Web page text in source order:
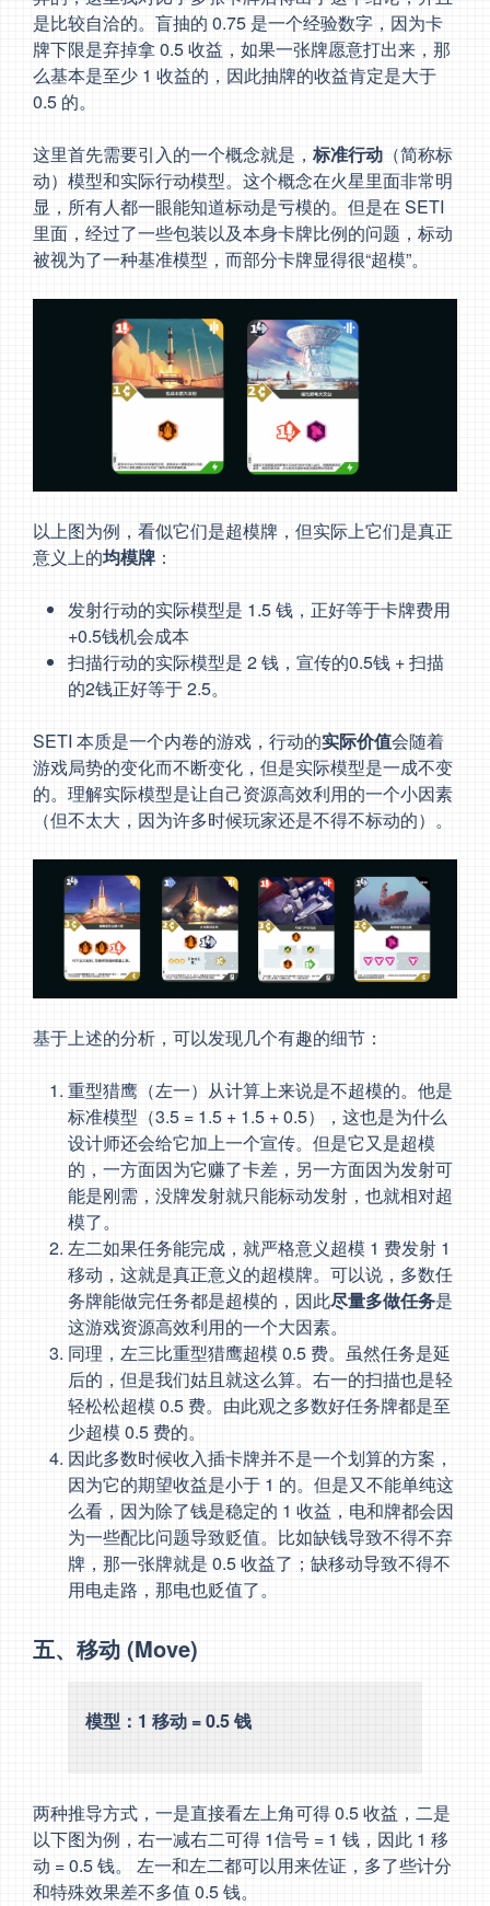
是比较自洽的。盲抽的 0.75 是一个经验数字，因为卡
牌下限是弃掉拿 0.5 收益，如果一张牌愿意打出来，那
么基本是至少 1 收益的，因此抽牌的收益肯定是大于
0.5 的。
这里首先需要引入的一个概念就是， 标准行动 （简称标
动）模型和实际行动模型。这个概念在火星里面非常明
显，所有人都一眼能知道标动是亏模的。但是在 SETI
里面，经过了一些包装以及本身卡牌比例的问题，标动
被视为了一种基准模型，而部分卡牌显得很“超模”。
以上图为例，看似它们是超模牌，但实际上它们是真正
意义上的均模牌 ：
发射行动的实际模型是 1.5 钱，正好等于卡牌费用
+0.5钱机会成本
扫描行动的实际模型是 2 钱，宣传的0.5钱 + 扫描
的2钱正好等于 2.5。
SETI 本质是一个内卷的游戏，行动的实际价值会随着
游戏局势的变化而不断变化，但是实际模型是一成不变
的。理解实际模型是让自己资源高效利用的一个小因素
（但不太大，因为许多时候玩家还是不得不标动的）。
基于上述的分析，可以发现几个有趣的细节：
重型猎鹰（左一）从计算上来说是不超模的。他是
标准模型（3.5 = 1.5 + 1.5 + 0.5），这也是为什么
设计师还会给它加上一个宣传。但是它又是超模
的，一方面因为它赚了卡差，另一方面因为发射可
能是刚需，没牌发射就只能标动发射，也就相对超
模了。
左二如果任务能完成，就严格意义超模 1 费发射 1
移动，这就是真正意义的超模牌。可以说，多数任
务牌能做完任务都是超模的，因此尽量多做任务是
这游戏资源高效利用的一个大因素。
同理，左三比重型猎鹰超模 0.5 费。虽然任务是延
后的，但是我们姑且就这么算。右一的扫描也是轻
轻松松超模 0.5 费。由此观之多数好任务牌都是至
少超模 0.5 费的。
因此多数时候收入插卡牌并不是一个划算的方案，
因为它的期望收益是小于 1 的。但是又不能单纯这
么看，因为除了钱是稳定的 1 收益，电和牌都会因
为一些配比问题导致贬值。比如缺钱导致不得不弃
牌，那一张牌就是 0.5 收益了；缺移动导致不得不
用电走路，那电也贬值了。
五、移动 (Move)
模型：1 移动 = 0.5 钱
两种推导方式，一是直接看左上角可得 0.5 收益，二是
以下图为例，右一减右二可得 1信号 = 1 钱，因此 1 移
动 = 0.5 钱。 左一和左二都可以用来佐证，多了些计分
和特殊效果差不多值 0.5 钱。